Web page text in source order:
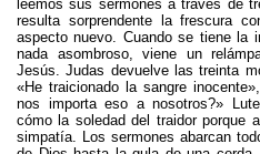
leemos sus sermones a través de
resulta sorprendente la frescura
aspecto nuevo. Cuando se tiene la
nada asombroso, viene un
Jesús. Judas devuelve las treinta
«He traicionado la sangre
nos importa eso a nosotros?»
cómo la soledad del traidor porque
simpatía. Los sermones abarcan